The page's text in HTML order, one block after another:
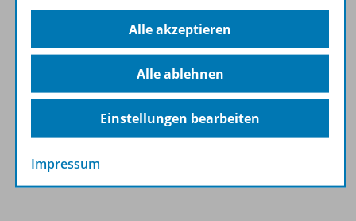
Englisch als 2. Fremdsprache an Gymnasien
Zur Übersicht
Alle akzeptieren
Alle ablehnen
Einstellungen bearbeiten
Impressum